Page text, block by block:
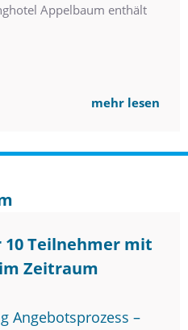
Appelbaum enthält
mehr lesen
Teilnehmer mit
Zeitraum
Angebotsprozess –